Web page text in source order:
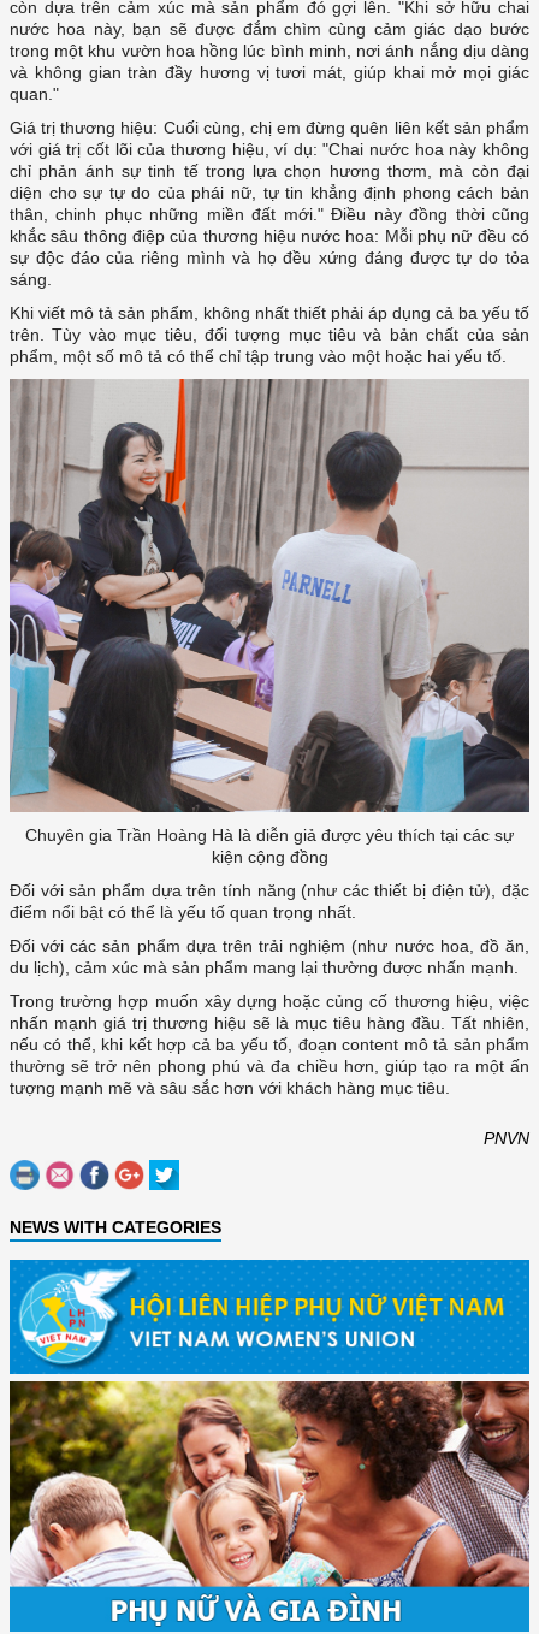
còn dựa trên cảm xúc mà sản phẩm đó gợi lên. "Khi sở hữu chai
nước hoa này, bạn sẽ được đắm chìm cùng cảm giác dạo bước
trong một khu vườn hoa hồng lúc bình minh, nơi ánh nắng dịu dàng
và không gian tràn đầy hương vị tươi mát, giúp khai mở mọi giác
quan."
Giá trị thương hiệu: Cuối cùng, chị em đừng quên liên kết sản phẩm
với giá trị cốt lõi của thương hiệu, ví dụ: "Chai nước hoa này không
chỉ phản ánh sự tinh tế trong lựa chọn hương thơm, mà còn đại
diện cho sự tự do của phái nữ, tự tin khẳng định phong cách bản
thân, chinh phục những miền đất mới." Điều này đồng thời cũng
khắc sâu thông điệp của thương hiệu nước hoa: Mỗi phụ nữ đều có
sự độc đáo của riêng mình và họ đều xứng đáng được tự do tỏa
sáng.
Khi viết mô tả sản phẩm, không nhất thiết phải áp dụng cả ba yếu tố
trên. Tùy vào mục tiêu, đối tượng mục tiêu và bản chất của sản
phẩm, một số mô tả có thể chỉ tập trung vào một hoặc hai yếu tố.
Chuyên gia Trần Hoàng Hà là diễn giả được yêu thích tại các sự
kiện cộng đồng
Đối với sản phẩm dựa trên tính năng (như các thiết bị điện tử), đặc
điểm nổi bật có thể là yếu tố quan trọng nhất.
Đối với các sản phẩm dựa trên trải nghiệm (như nước hoa, đồ ăn,
du lịch), cảm xúc mà sản phẩm mang lại thường được nhấn mạnh.
Trong trường hợp muốn xây dựng hoặc củng cố thương hiệu, việc
nhấn mạnh giá trị thương hiệu sẽ là mục tiêu hàng đầu. Tất nhiên,
nếu có thể, khi kết hợp cả ba yếu tố, đoạn content mô tả sản phẩm
thường sẽ trở nên phong phú và đa chiều hơn, giúp tạo ra một ấn
tượng mạnh mẽ và sâu sắc hơn với khách hàng mục tiêu.
PNVN
NEWS WITH CATEGORIES